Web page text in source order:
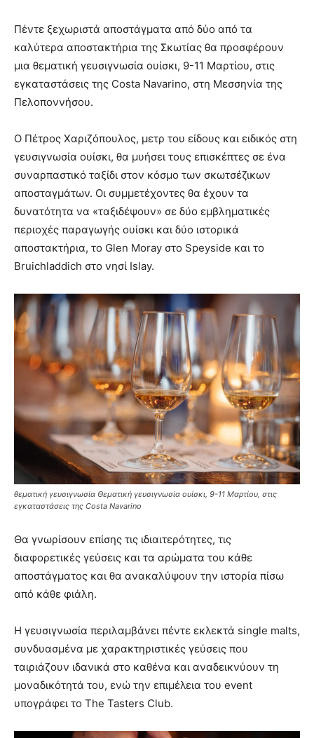
Πέντε ξεχωριστά αποστάγματα από δύο από τα
καλύτερα αποστακτήρια της Σκωτίας θα προσφέρουν
μια θεματική γευσιγνωσία ουίσκι, 9-11 Μαρτίου, στις
εγκαταστάσεις της Costa Navarino, στη Μεσσηνία της
Πελοποννήσου.
Ο Πέτρος Χαριζόπουλος, μετρ του είδους και ειδικός στη
γευσιγνωσία ουίσκι, θα μυήσει τους επισκέπτες σε ένα
συναρπαστικό ταξίδι στον κόσμο των σκωτσέζικων
αποσταγμάτων. Οι συμμετέχοντες θα έχουν τα
δυνατότητα να «ταξιδέψουν» σε δύο εμβληματικές
περιοχές παραγωγής ουίσκι και δύο ιστορικά
αποστακτήρια, το Glen Moray στο Speyside και το
Bruichladdich στο νησί Islay.
θεματική γευσιγνωσία Θεματική γευσιγνωσία ουίσκι, 9-11 Μαρτίου, στις
εγκαταστάσεις της Costa Navarino
Θα γνωρίσουν επίσης τις ιδιαιτερότητες, τις
διαφορετικές γεύσεις και τα αρώματα του κάθε
αποστάγματος και θα ανακαλύψουν την ιστορία πίσω
από κάθε φιάλη.
Η γευσιγνωσία περιλαμβάνει πέντε εκλεκτά single malts,
συνδυασμένα με χαρακτηριστικές γεύσεις που
ταιριάζουν ιδανικά στο καθένα και αναδεικνύουν τη
μοναδικότητά του, ενώ την επιμέλεια του event
υπογράφει το The Tasters Club.